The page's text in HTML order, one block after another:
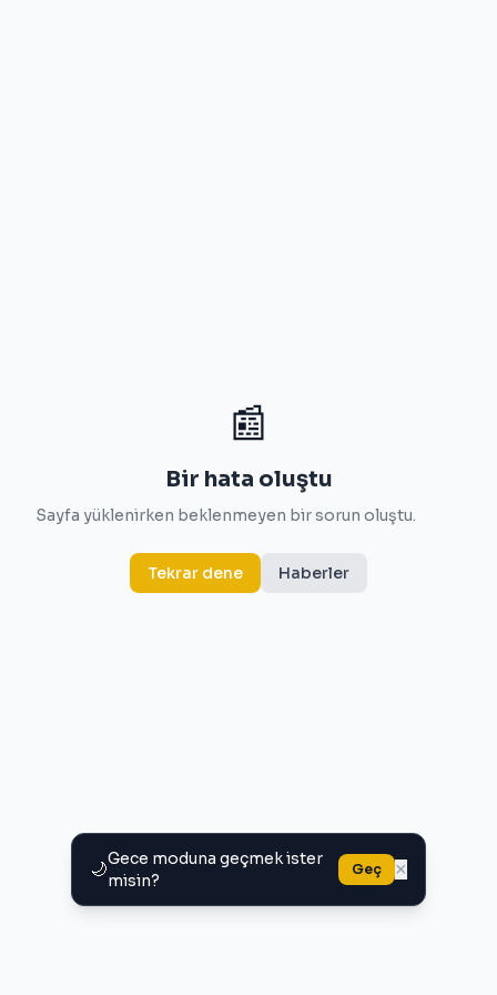
🌙Gece moduna geçmek ister
misin?
Geç ×
📰
Bir hata oluştu
Sayfa yüklenirken beklenmeyen bir sorun oluştu.
Tekrar dene Haberler